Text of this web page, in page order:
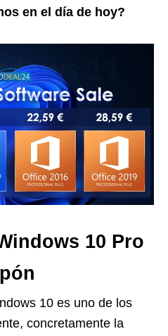
en el día de hoy?
10 Pro
10 es uno de los
concretamente la